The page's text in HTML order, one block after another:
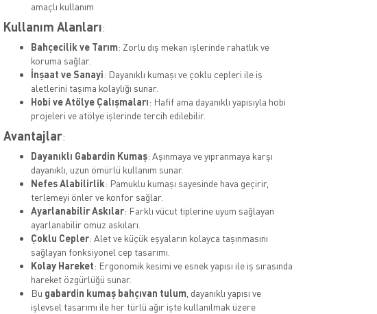
amaçlı kullanım
Kullanım Alanları:
Bahçecilik ve Tarım: Zorlu dış mekan işlerinde rahatlık ve
koruma sağlar.
İnşaat ve Sanayi: Dayanıklı kumaşı ve çoklu cepleri ile iş
aletlerini taşıma kolaylığı sunar.
Hobi ve Atölye Çalışmaları: Hafif ama dayanıklı yapısıyla hobi
projeleri ve atölye işlerinde tercih edilebilir.
Avantajlar:
Dayanıklı Gabardin Kumaş: Aşınmaya ve yıpranmaya karşı
dayanıklı, uzun ömürlü kullanım sunar.
Nefes Alabilirlik: Pamuklu kumaşı sayesinde hava geçirir,
terlemeyi önler ve konfor sağlar.
Ayarlanabilir Askılar: Farklı vücut tiplerine uyum sağlayan
ayarlanabilir omuz askıları.
Çoklu Cepler: Alet ve küçük eşyaların kolayca taşınmasını
sağlayan fonksiyonel cep tasarımı.
Kolay Hareket: Ergonomik kesimi ve esnek yapısı ile iş sırasında
hareket özgürlüğü sunar.
Bu gabardin kumaş bahçıvan tulum, dayanıklı yapısı ve
işlevsel tasarımı ile her türlü ağır işte kullanılmak üzere